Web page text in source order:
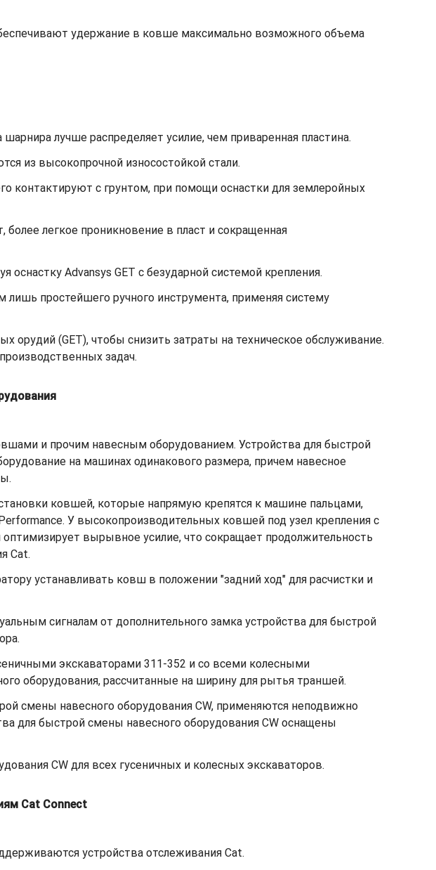
удержание в ковше максимально возможного объема
лучше распределяет усилие, чем приваренная пластина.
из высокопрочной износостойкой стали.
контактируют с грунтом, при помощи оснастки для землеройных
легкое проникновение в пласт и сокращенная
оснастку Advansys GET с безударной системой крепления.
простейшего ручного инструмента, применяя систему
(GET), чтобы снизить затраты на техническое обслуживание.
задач.
и прочим навесным оборудованием. Устройства для быстрой
на машинах одинакового размера, причем навесное
ковшей, которые напрямую крепятся к машине пальцами,
У высокопроизводительных ковшей под узел крепления с
вырывное усилие, что сокращает продолжительность
Cat.
устанавливать ковш в положении "задний ход" для расчистки и
сигналам от дополнительного замка устройства для быстрой
экскаваторами 311-352 и со всеми колесными
оборудования, рассчитанные на ширину для рытья траншей.
смены навесного оборудования CW, применяются неподвижно
для быстрой смены навесного оборудования CW оснащены
CW для всех гусеничных и колесных экскаваторов.
Cat Connect
устройства отслеживания Cat.